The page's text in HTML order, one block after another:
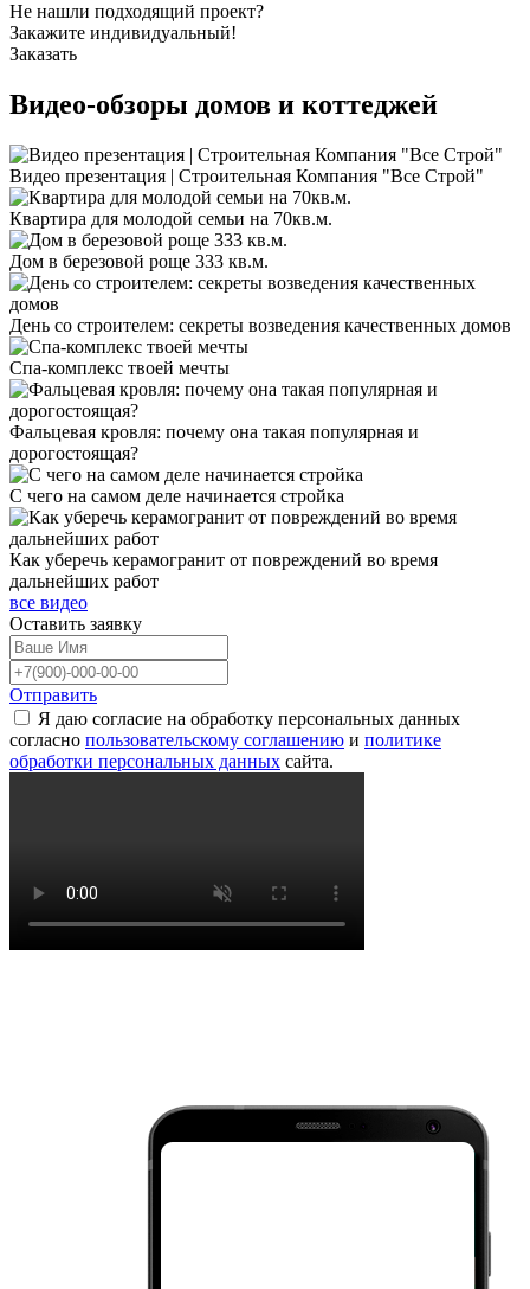
Не нашли подходящий проект?
Закажите индивидуальный!
Заказать
Видео-обзоры домов и коттеджей
Видео презентация | Строительная Компания "Все Строй"
Квартира для молодой семьи на 70кв.м.
Дом в березовой роще 333 кв.м.
День со строителем: секреты возведения качественных домов
Спа-комплекс твоей мечты
Фальцевая кровля: почему она такая популярная и
дорогостоящая?
С чего на самом деле начинается стройка
Как уберечь керамогранит от повреждений во время
дальнейших работ
все видео
Оставить заявку
Отправить
Я даю согласие на обработку персональных данных
согласно пользовательскому соглашению и политике
обработки персональных данных сайта.